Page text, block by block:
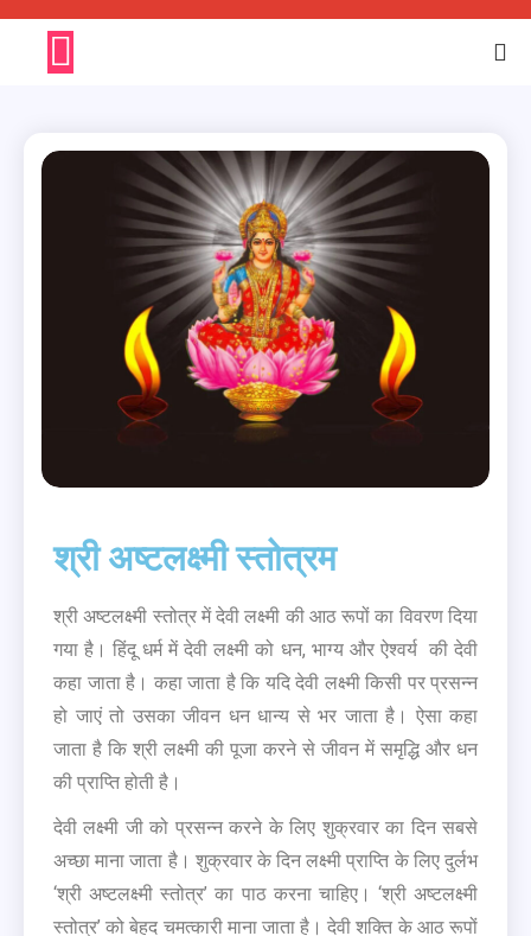
श्री अष्टलक्ष्मी स्तोत्रम
श्री अष्टलक्ष्मी स्तोत्र में देवी लक्ष्मी की आठ रूपों का विवरण दिया
गया है। हिंदू धर्म में देवी लक्ष्मी को धन, भाग्य और ऐश्वर्य की देवी
कहा जाता है। कहा जाता है कि यदि देवी लक्ष्मी किसी पर प्रसन्न
हो जाएं तो उसका जीवन धन धान्य से भर जाता है। ऐसा कहा
जाता है कि श्री लक्ष्मी की पूजा करने से जीवन में समृद्धि और धन
की प्राप्ति होती है।
देवी लक्ष्मी जी को प्रसन्न करने के लिए शुक्रवार का दिन सबसे
अच्छा माना जाता है। शुक्रवार के दिन लक्ष्मी प्राप्ति के लिए दुर्लभ
‘श्री अष्टलक्ष्मी स्तोत्र’ का पाठ करना चाहिए। ‘श्री अष्टलक्ष्मी
स्तोत्र’ को बेहद चमत्कारी माना जाता है। देवी शक्ति के आठ रूपों